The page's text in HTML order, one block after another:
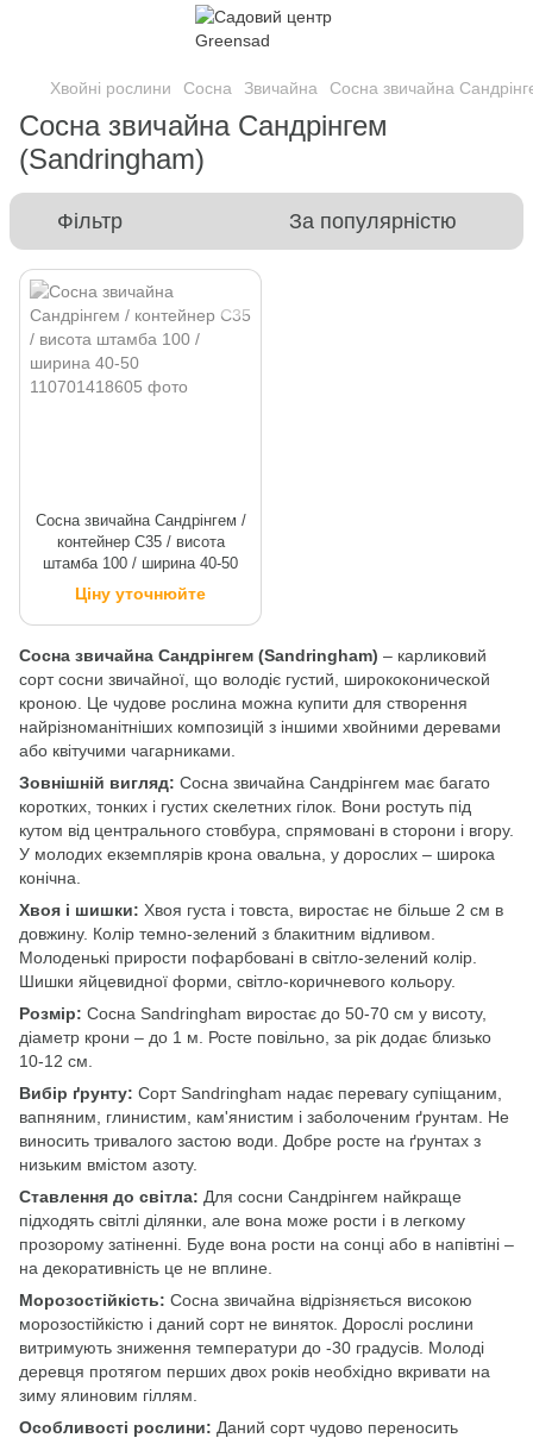
Хвойні рослини Сосна Звичайна Сосна звичайна
Сосна звичайна Сандрінгем
(Sandringham)
Фільтр За популярністю
Сосна звичайна Сандрінгем /
контейнер C35 / висота
штамба 100 / ширина 40-50
Ціну уточнюйте
Сосна звичайна Сандрінгем (Sandringham) – карликовий
сорт сосни звичайної, що володіє густий, ширококонической
кроною. Це чудове рослина можна купити для створення
найрізноманітніших композицій з іншими хвойними деревами
або квітучими чагарниками.
Зовнішній вигляд: Сосна звичайна Сандрінгем має багато
коротких, тонких і густих скелетних гілок. Вони ростуть під
кутом від центрального стовбура, спрямовані в сторони і вгору.
У молодих екземплярів крона овальна, у дорослих – широка
конічна.
Хвоя і шишки: Хвоя густа і товста, виростає не більше 2 см в
довжину. Колір темно-зелений з блакитним відливом.
Молоденькі прирости пофарбовані в світло-зелений колір.
Шишки яйцевидної форми, світло-коричневого кольору.
Розмір: Сосна Sandringham виростає до 50-70 см у висоту,
діаметр крони – до 1 м. Росте повільно, за рік додає близько
10-12 см.
Вибір ґрунту: Сорт Sandringham надає перевагу супіщаним,
вапняним, глинистим, кам'янистим і заболоченим ґрунтам. Не
виносить тривалого застою води. Добре росте на ґрунтах з
низьким вмістом азоту.
Ставлення до світла: Для сосни Сандрінгем найкраще
підходять світлі ділянки, але вона може рости і в легкому
прозорому затіненні. Буде вона рости на сонці або в напівтіні –
на декоративність це не вплине.
Морозостійкість: Сосна звичайна відрізняється високою
морозостійкістю і даний сорт не виняток. Дорослі рослини
витримують зниження температури до -30 градусів. Молоді
деревця протягом перших двох років необхідно вкривати на
зиму ялиновим гіллям.
Особливості рослини: Даний сорт чудово переносить